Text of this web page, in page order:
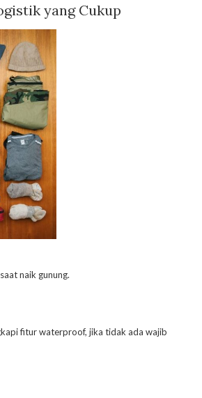
yang Cukup
naik gunung.
fitur waterproof, jika tidak ada wajib